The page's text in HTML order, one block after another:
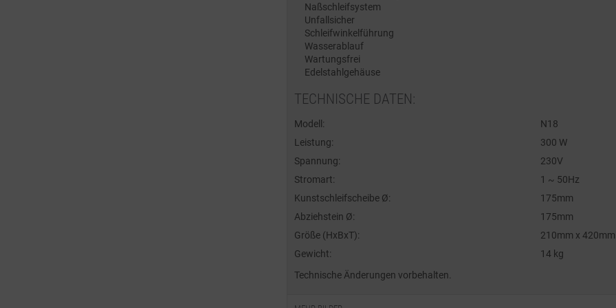
Naßschleifsystem
Unfallsicher
Schleifwinkelführung
Wasserablauf
Wartungsfrei
Edelstahlgehäuse
TECHNISCHE DATEN:
Modell:
N18
Leistung:
300 W
Spannung:
230V
Stromart:
1 ~ 50Hz
Kunstschleifscheibe Ø:
175mm
Abziehstein Ø:
175mm
Größe (HxBxT):
210mm x
Gewicht:
14 kg
Technische Änderungen vorbehalten.